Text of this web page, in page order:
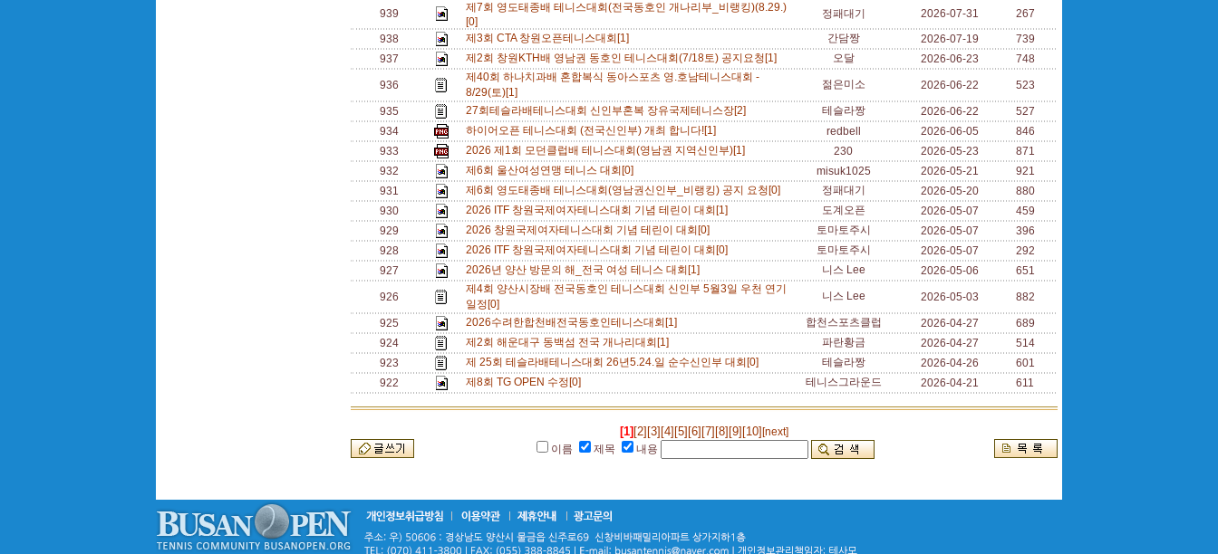
939
제7회 영도태종배 테니스대회(전국동호인 개나리부_비랭킹)(8.29.)
[0]
정패대기 2026-07-31
267
938
제3회 CTA 창원오픈테니스대회[1] 간담짱 2026-07-19
739
937
제2회 창원KTH배 영남권 동호인 테니스대회(7/18토) 공지요청[1] 오달 2026-06-23 748
936
제40회 하나치과배 혼합복식 동아스포츠 영.호남테니스대회 -
8/29(토)[1]
젊은미소 2026-06-22 523
935 27회테슬라배테니스대회 신인부혼복 장유국제테니스장[2] 테슬라짱 2026-06-22
527
934
하이어오픈 테니스대회 (전국신인부) 개최 합니다![1] redbell 2026-06-05
846
933
2026 제1회 모던클럽배 테니스대회(영남권 지역신인부)[1] 230 2026-05-23
871
932
제6회 울산여성연맹 테니스 대회[0] misuk1025 2026-05-21
921
931
제6회 영도태종배 테니스대회(영남권신인부_비랭킹) 공지 요청[0] 정패대기 2026-05-20
880
930
2026 ITF 창원국제여자테니스대회 기념 테린이 대회[1] 도계오픈 2026-05-07
459
929
2026 창원국제여자테니스대회 기념 테린이 대회[0] 토마토주시 2026-05-07
396
928
2026 ITF 창원국제여자테니스대회 기념 테린이 대회[0] 토마토주시 2026-05-07
292
927
2026년 양산 방문의 해_전국 여성 테니스 대회[1] 니스 Lee 2026-05-06 651
926
제4회 양산시장배 전국동호인 테니스대회 신인부 5월3일 우천 연기
일정[0]
니스 Lee 2026-05-03 882
925 2026수려한합천배전국동호인테니스대회[1] 합천스포츠클럽 2026-04-27
689
924
제2회 해운대구 동백섬 전국 개나리대회[1] 파란황금 2026-04-27
514
923
제 25회 테슬라배테니스대회 26년5.24.일 순수신인부 대회[0] 테슬라짱 2026-04-26
601
922
제8회 TG OPEN 수정[0] 테니스그라운드 2026-04-21 611
[1] [2] [3] [4] [5] [6] [7] [8] [9] [10] [next]
이름
제목 내용